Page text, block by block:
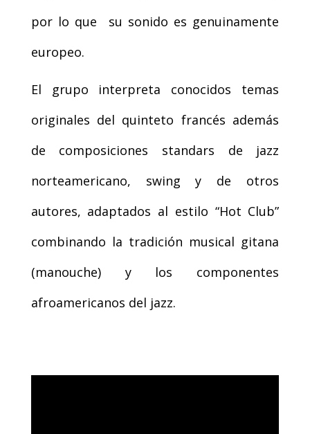
por lo que su sonido es genuinamente
europeo.
El grupo interpreta conocidos temas
originales del quinteto francés además
de composiciones standars de jazz
norteamericano, swing y de otros
autores, adaptados al estilo “Hot Club”
combinando la tradición musical gitana
(manouche) y los componentes
afroamericanos del jazz.